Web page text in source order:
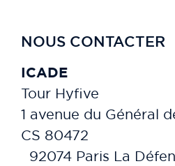
NOUS CONTACTER
ICADE
Tour Hyfive
1 avenue du Général
CS 80472
92074 Paris La